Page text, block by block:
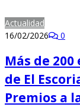
Actualidad
16/02/2026
0
Más de
de El
Premios a